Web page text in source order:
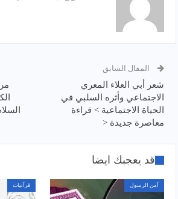
المقال السابق
شعر أبي العلاء المعري
الاجتماعي وأثره السلبي في
الحياة الاجتماعية > قراءة
معاصرة جديدة <
قد يعجبك ايضا
آمن الرسول قرآنيات